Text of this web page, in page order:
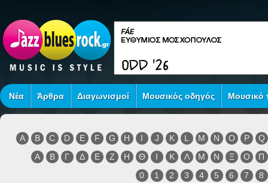
Νέα Άρθρα Διαγωνισμοί Μουσικός οδηγός Μουσικό
A B C D E F G H I J K L M N O P
Q
Α
Β Γ Δ Ε Ζ Η Θ Ι Κ Λ Μ Ν Ξ Ο
Π
0
1 2 3 4 5 6 7 8